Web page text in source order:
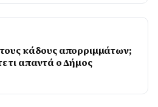
τους κάδους απορριμμάτων;
τι απαντά ο Δήμος